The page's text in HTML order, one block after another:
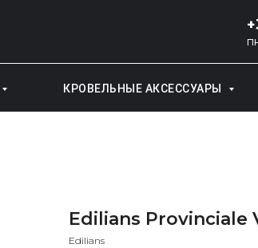
КРОВЕЛЬНЫЕ АКСЕССУАРЫ
Edilians Provinciale
Edilians